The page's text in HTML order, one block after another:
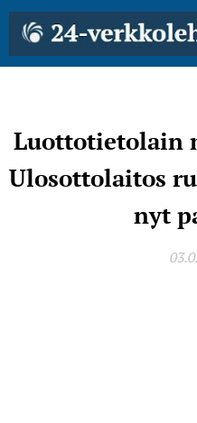
Luottotietolain
Ulosottolaitos
nyt